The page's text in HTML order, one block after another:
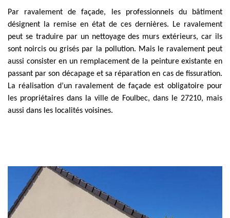
Par ravalement de façade, les professionnels du bâtiment
désignent la remise en état de ces dernières. Le ravalement
peut se traduire par un nettoyage des murs extérieurs, car ils
sont noircis ou grisés par la pollution. Mais le ravalement peut
aussi consister en un remplacement de la peinture existante en
passant par son décapage et sa réparation en cas de fissuration.
La réalisation d’un ravalement de façade est obligatoire pour
les propriétaires dans la ville de Foulbec, dans le 27210, mais
aussi dans les localités voisines.